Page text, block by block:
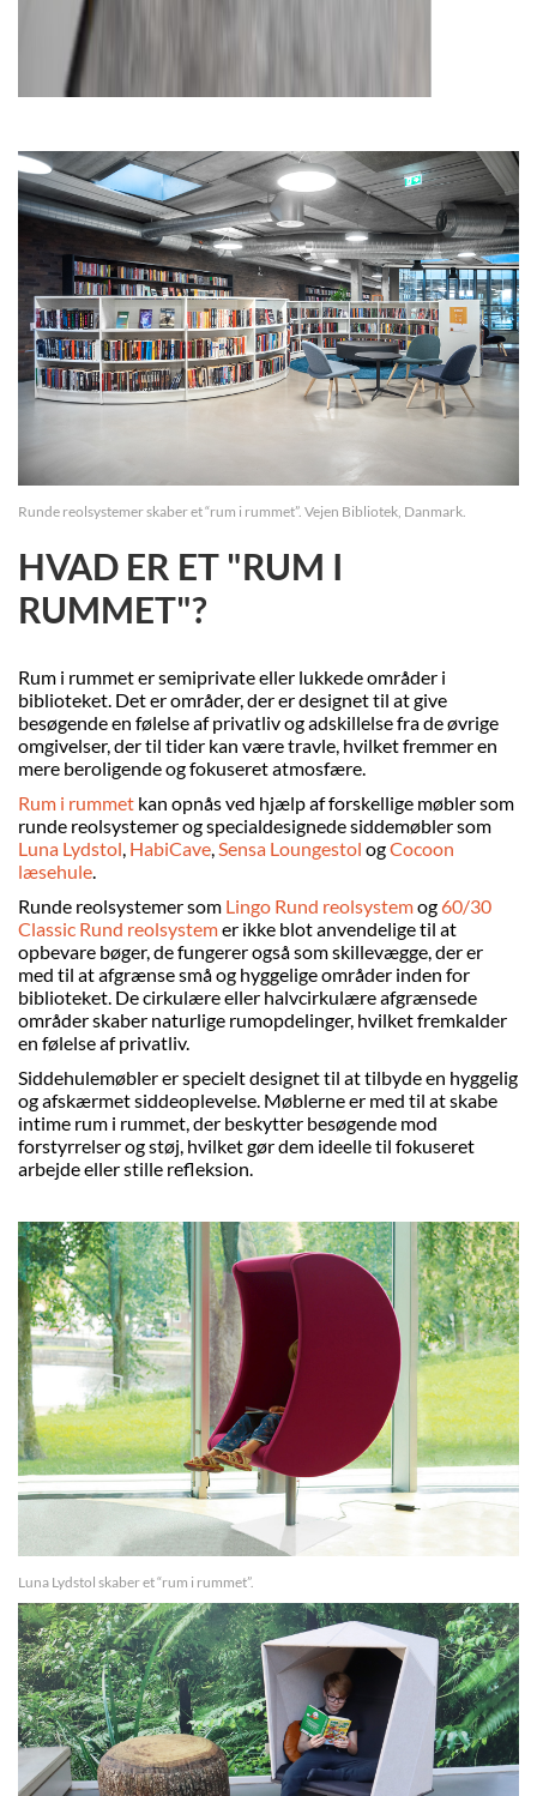
Runde reolsystemer skaber et “rum i rummet”. Vejen Bibliotek, Danmark.
HVAD ER ET "RUM I
RUMMET"?
Rum i rummet er semiprivate eller lukkede områder i
biblioteket. Det er områder, der er designet til at give
besøgende en følelse af privatliv og adskillelse fra de øvrige
omgivelser, der til tider kan være travle, hvilket fremmer en
mere beroligende og fokuseret atmosfære.
Rum i rummet kan opnås ved hjælp af forskellige møbler som
runde reolsystemer og specialdesignede siddemøbler som
Luna Lydstol, HabiCave,Sensa Loungestol ogCocoon
læsehule.
Runde reolsystemer som Lingo Rund reolsystemog60/30
Classic Rund reolsystemer ikke blot anvendelige til at
opbevare bøger, de fungerer også som skillevægge, der er
med til at afgrænse små og hyggelige områder inden for
biblioteket. De cirkulære eller halvcirkulære afgrænsede
områder skaber naturlige rumopdelinger, hvilket fremkalder
en følelse af privatliv.
Siddehulemøbler er specielt designet til at tilbyde en hyggelig
og afskærmet siddeoplevelse. Møblerne er med til at skabe
intime rum i rummet, der beskytter besøgende mod
forstyrrelser og støj, hvilket gør dem ideelle til fokuseret
arbejde eller stille refleksion.
Luna Lydstol skaber et “rum i rummet”.